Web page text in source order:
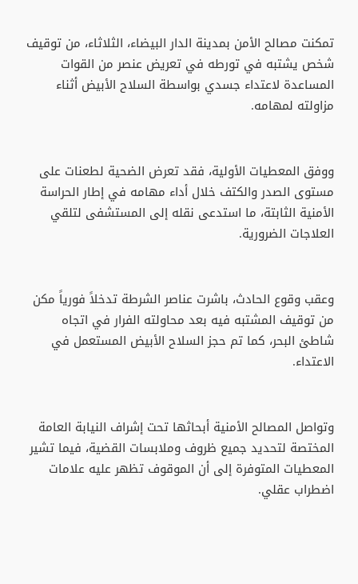
تمكنت مصالح الأمن بمدينة الدار البيضاء، الثلاثاء، من توقيف
شخص يشتبه في تورطه في تعريض عنصر من القوات
المساعدة لاعتداء جسدي بواسطة السلاح الأبيض أثناء
مزاولته لمهامه.
ووفق المعطيات الأولية، فقد تعرض الضحية لطعنات على
مستوى الصدر والكتف خلال أداء مهامه في إطار الحراسة
الأمنية الثابتة، ما استدعى نقله إلى المستشفى لتلقي
العلاجات الضرورية.
وعقب وقوع الحادث، باشرت عناصر الشرطة تدخلاً فورياً مكن
من توقيف المشتبه فيه بعد محاولته الفرار في اتجاه
شاطئ البحر، كما تم حجز السلاح الأبيض المستعمل في
الاعتداء.
وتواصل المصالح الأمنية أبحاثها تحت إشراف النيابة العامة
المختصة لتحديد جميع ظروف وملابسات القضية، فيما تشير
المعطيات المتوفرة إلى أن الموقوف تظهر عليه علامات
اضطراب عقلي.